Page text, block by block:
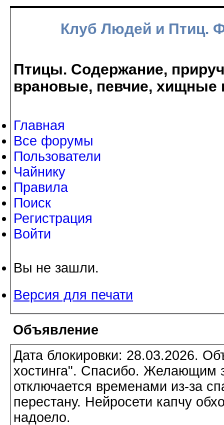
Клуб Людей и Птиц.
Птицы. Содержание,
врановые, певчие, хищные
Главная
Все форумы
Пользователи
Чайнику
Правила
Поиск
Регистрация
Войти
Вы не зашли.
Версия для печати
Объявление
Дата блокировки: 28.03.2026.
хостинга". Спасибо. Желающим
отключается временами из-за
перестану. Нейросети капчу
надоело.